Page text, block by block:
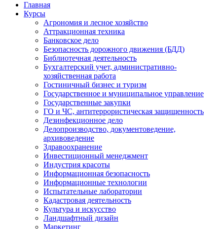
Главная
Курсы
Агрономия и лесное хозяйство
Аттракционная техника
Банковское дело
Безопасность дорожного движения (БДД)
Библиотечная деятельность
Бухгалтерский учет, административно-
хозяйственная работа
Гостиничный бизнес и туризм
Государственное и муниципальное управление
Государственные закупки
ГО и ЧС, антитеррористическая защищенность
Дезинфекционное дело
Делопроизводство, документоведение,
архивоведение
Здравоохранение
Инвестиционный менеджмент
Индустрия красоты
Информационная безопасность
Информационные технологии
Испытательные лаборатории
Кадастровая деятельность
Культура и искусство
Ландшафтный дизайн
Маркетинг